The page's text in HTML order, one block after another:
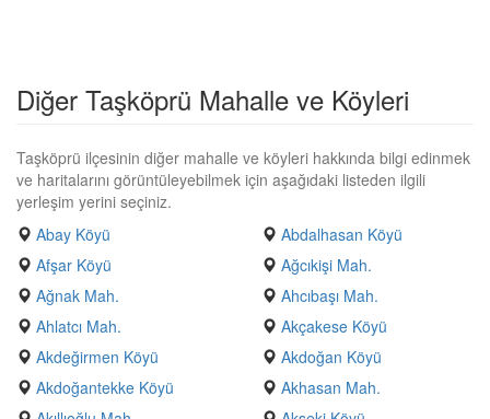
Diğer Taşköprü Mahalle ve Köyleri
Taşköprü ilçesinin diğer mahalle ve köyleri hakkında bilgi edinmek
ve haritalarını görüntüleyebilmek için aşağıdaki listeden ilgili
yerleşim yerini seçiniz.
Abay Köyü
Abdalhasan Köyü
Afşar Köyü
Ağcıkişi Mah.
Ağnak Mah.
Ahcıbaşı Mah.
Ahlatcı Mah.
Akçakese Köyü
Akdeğirmen Köyü
Akdoğan Köyü
Akdoğantekke Köyü
Akhasan Mah.